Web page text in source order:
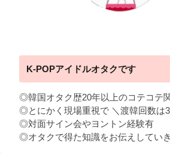
K-POPアイドルオタクです
◎韓国オタク歴20年以上のコテコテ
◎とにかく現場重視で ＼渡韓回数は
◎対面サイン会やヨントン経験有
◎オタクで得た知識をお伝えしてい